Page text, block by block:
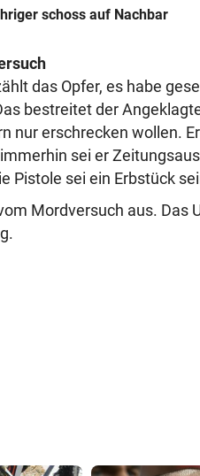
schoss auf Nachbar
das Opfer, es habe
bestreitet der
nur erschrecken wollen.
sei er
Pistole sei ein Erbstück
Mordversuch aus. Das